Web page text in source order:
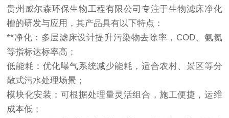
贵州威尔森环保生物工程有限公司专注于生物滤床净化
槽的研发与应用，其产品具有以下特点：
**净化：多层滤床设计提升污染物去除率，COD、氨氮
等指标达标率高；
低能耗：优化曝气系统减少能耗，适合农村、景区等分
散式污水处理场景；
模块化安装：可根据处理量灵活组合，施工便捷，运维
成本低；